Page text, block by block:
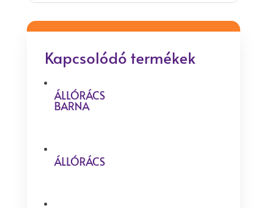
Kapcsolódó termékek
ÁLLÓRÁCS
BARNA
ÁLLÓRÁCS